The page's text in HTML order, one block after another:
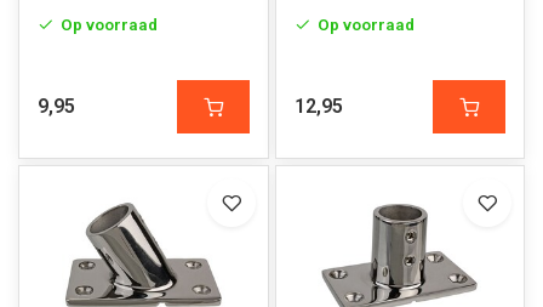
Op voorraad
9,95
Op voorraad
12,95